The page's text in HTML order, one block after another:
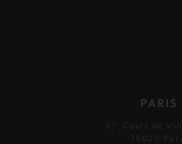
PARIS
37, Cours de
75020